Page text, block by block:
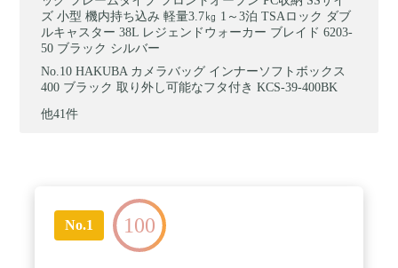
ズ 小型 機内持ち込み 軽量3.7㎏ 1～3泊 TSAロック ダブ
ルキャスター 38L レジェンドウォーカー ブレイド 6203-
50 ブラック シルバー
HAKUBA カメラバッグ インナーソフトボックス
400 ブラック 取り外し可能なフタ付き KCS-39-400BK
他41件
No.1 100